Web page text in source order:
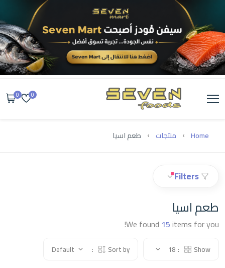
0
0
Home منتجات طعم اسيا
Filters
طعم اسيا
We found 15items for you!
Show:
18
Sort by:
Default